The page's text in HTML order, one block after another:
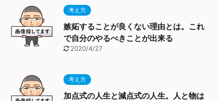
考え方
嫉妬することが良くない理由とは。これ
で自分のやるべきことが出来る
2020/4/27
考え方
加点式の人生と減点式の人生。人と物は